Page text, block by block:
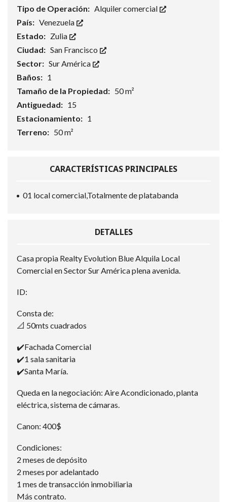
Tipo de Operación: Alquiler comercial
País: Venezuela
Estado: Zulia
Ciudad: San Francisco
Sector: Sur América
Baños: 1
Tamaño de la Propiedad: 50 m²
Antiguedad: 15
Estacionamiento: 1
Terreno: 50 m²
CARACTERÍSTICAS PRINCIPALES
01 local comercial,Totalmente de platabanda
DETALLES
Casa propia Realty Evolution Blue Alquila Local
Comercial en Sector Sur América plena avenida.
ID:
Consta de:
📐 50mts cuadrados
✔️Fachada Comercial
✔️1 sala sanitaria
✔️Santa María.
Queda en la negociación: Aire Acondicionado, planta
eléctrica, sistema de cámaras.
Canon: 400$
Condiciones:
2 meses de depósito
2 meses por adelantado
1 mes de transacción inmobiliaria
Más contrato.